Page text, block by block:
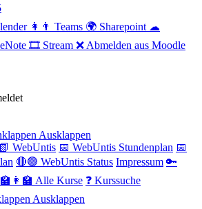
👩👨 Teams 🌍 Sharepoint ☁
🎞 Stream ❌ Abmelden aus Moodle
Ausklappen
WebUntis 📅 WebUntis Stundenplan 📅
🔴🟢 WebUntis Status Impressum 🔑
Alle Kurse ❓ Kurssuche
Ausklappen